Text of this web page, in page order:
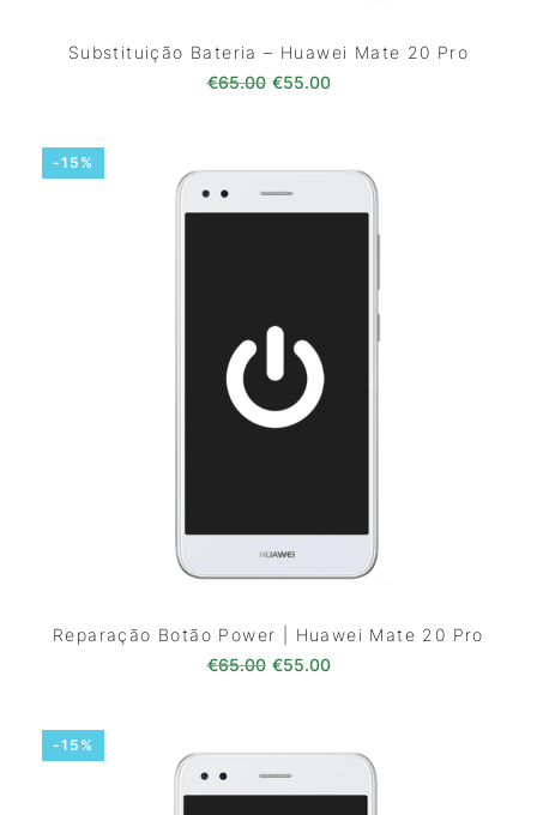
Substituição Bateria – Huawei Mate 20 Pro
€65.00 O preço original era: €65.00.
€55.00O preço atual é:
-15%
Reparação Botão Power | Huawei Mate 20 Pro
€65.00 O preço original era: €65.00.
€55.00O preço atual é:
-15%